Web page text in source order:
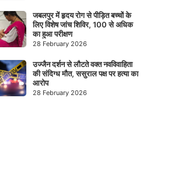
जबलपुर में हृदय रोग से पीड़ित बच्चों के
लिए विशेष जांच शिविर, 100 से अधिक
का हुआ परीक्षण
28 February 2026
उज्जैन दर्शन से लौटते वक्त नवविवाहिता
की संदिग्ध मौत, ससुराल पक्ष पर हत्या का
आरोप
28 February 2026